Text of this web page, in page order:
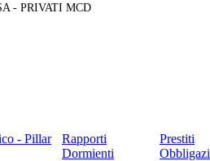
- PRIVATI MCD
- Pillar
Rapporti
Dormienti
Prestiti